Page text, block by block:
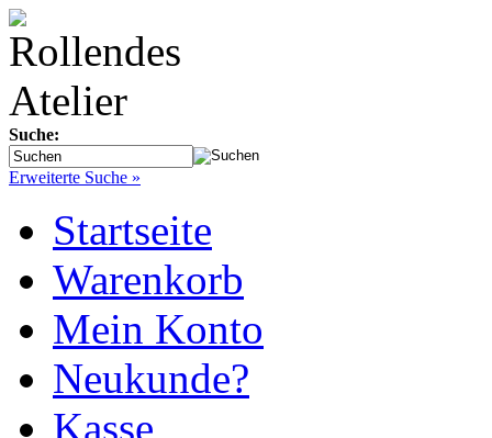
Suche:
Erweiterte Suche »
Startseite
Warenkorb
Mein Konto
Neukunde?
Kasse